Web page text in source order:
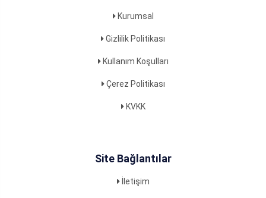
Kurumsal
Gizlilik Politikası
Kullanım Koşulları
Çerez Politikası
KVKK
Site Bağlantılar
İletişim